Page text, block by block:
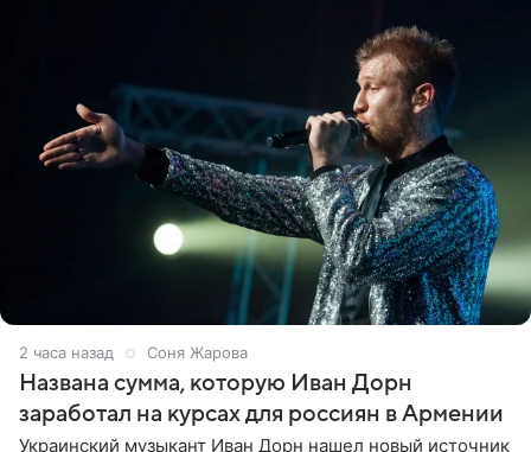
2 часа назад Соня Жарова
Названа сумма, которую Иван Дорн
заработал на курсах для россиян в Армении
Украинский музыкант Иван Дорн нашел новый источник